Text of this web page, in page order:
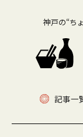
神戸の“ち
記事一